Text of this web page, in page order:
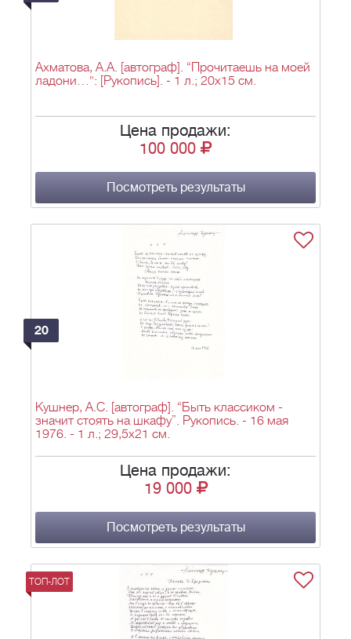
Ахматова, А.А. [автограф]. “Прочитаешь на моей
ладони…": [Рукопись]. - 1 л.; 20х15 см.
Цена продажи:
100 000
Посмотреть результаты
20
Кушнер, А.С. [автограф]. “Быть классиком -
значит стоять на шкафу”. Рукопись. - 16 мая
1976. - 1 л.; 29,5х21 см.
Цена продажи:
19 000
Посмотреть результаты
ТОП-ЛОТ